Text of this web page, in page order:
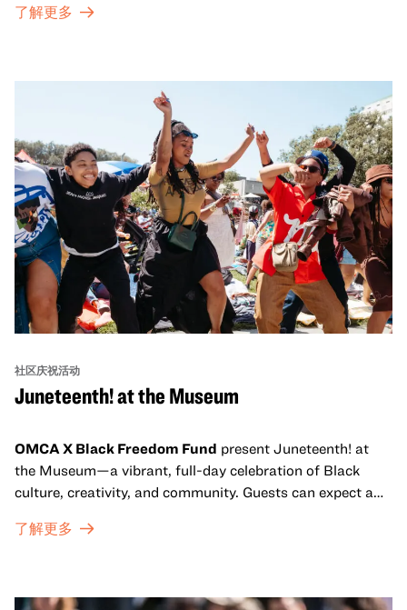
通过亲身参与和虚拟的治疗圈来相互支持。
了解更多
社区庆祝活动
Juneteenth! at the Museum
OMCA X Black Freedom Fund present Juneteenth! at
the Museum—a vibrant, full-day celebration of Black
culture, creativity, and community. Guests can expect a
sets from boundary-pushing artists, delicious offerings
move, make, and connect in celebration of Black culture.
了解更多